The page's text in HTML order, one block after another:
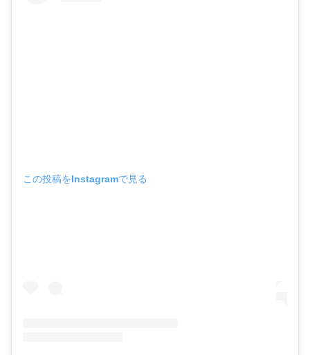
この投稿をInstagramで見る